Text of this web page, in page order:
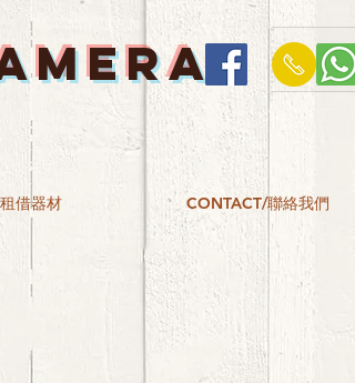
借器材 CONTACT/聯絡我們